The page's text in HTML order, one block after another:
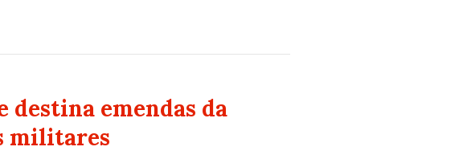
destina emendas da
militares